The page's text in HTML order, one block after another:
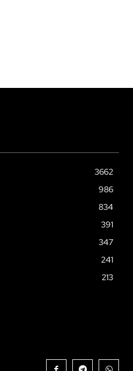
3662
986
834
391
347
241
213